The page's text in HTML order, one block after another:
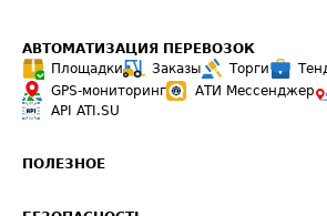
АВТОМАТИЗАЦИЯ ПЕРЕВОЗОК
Площадки
Заказы Торги
GPS-мониторинг
АТИ Мессенджер
API ATI.SU
ПОЛЕЗНОЕ